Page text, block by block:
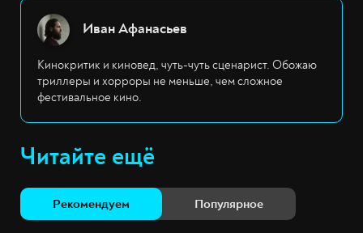
Иван Афанасьев
Кинокритик и киновед, чуть-чуть сценарист. Обожаю
триллеры и хорроры не меньше, чем сложное
фестивальное кино.
Читайте ещё
Рекомендуем Популярное